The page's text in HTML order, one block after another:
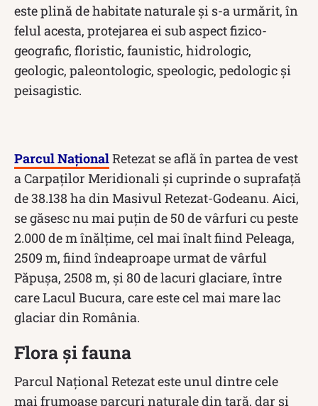
este plină de habitate naturale și s-a urmărit, în
felul acesta, protejarea ei sub aspect fizico-
geografic, floristic, faunistic, hidrologic,
geologic, paleontologic, speologic, pedologic și
peisagistic.
Parcul NaționalRetezat se află în partea de vest
a Carpaților Meridionali și cuprinde o suprafață
de 38.138 ha din Masivul Retezat-Godeanu. Aici,
se găsesc nu mai puțin de 50 de vârfuri cu peste
2.000 de m înălțime, cel mai înalt fiind Peleaga,
2509 m, fiind îndeaproape urmat de vârful
Păpușa, 2508 m, și 80 de lacuri glaciare, între
care Lacul Bucura, care este cel mai mare lac
glaciar din România.
Flora și fauna
Parcul Național Retezat este unul dintre cele
mai frumoase parcuri naturale din țară, dar și